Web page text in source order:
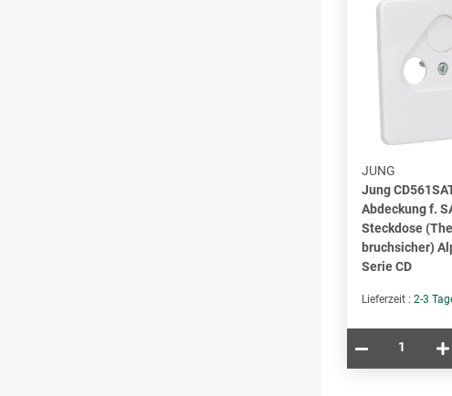
JUNG
Jung
Abdeckung f.
Steckdose
bruchsicher)
Serie CD
Lieferzeit : 2-3